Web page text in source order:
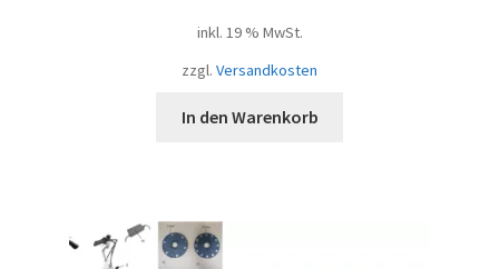
inkl. 19 % MwSt.
zzgl. Versandkosten
In den Warenkorb